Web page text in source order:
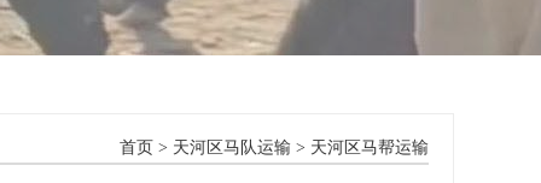
首页 > 天河区马队运输 > 天河区马帮运输